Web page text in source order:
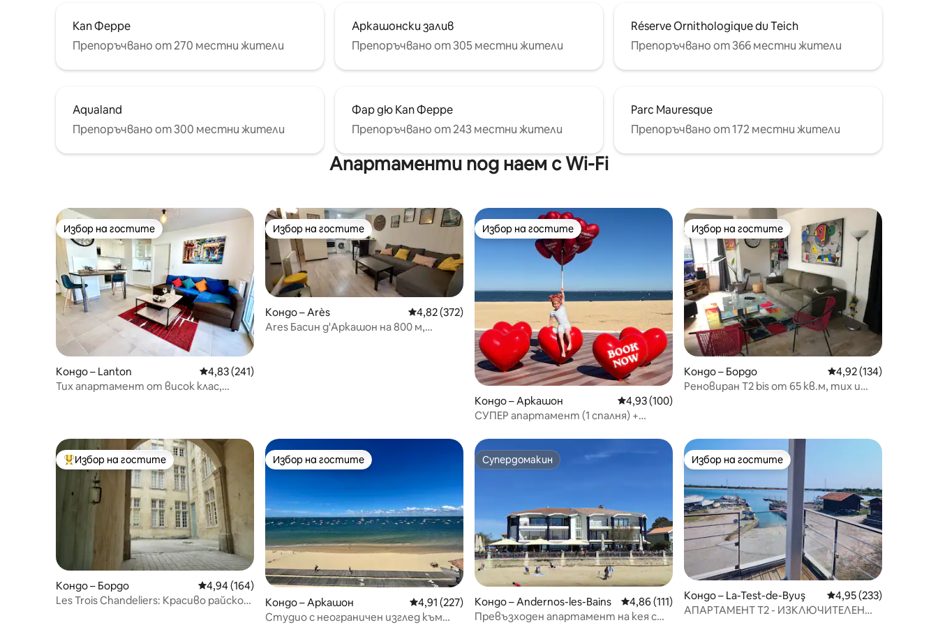
Кап Ферре
Препоръчвано от 270 местни жители
Аркашонски залив
Препоръчвано от 305 местни жители
Réserve Ornithologique du Teich
Препоръчвано от 366 местни жители
Aqualand
Препоръчвано от 300 местни жители
Фар дю Кап Ферре
Препоръчвано от 243 местни жители
Parc Mauresque
Препоръчвано от 172 местни жители
Апартаменти под наем с Wi-Fi
Избор на гостите
Избор на гостите
Кондо – Lanton Средна оценка: 4,83 от 5, 241 отзива
4,83 (241)
Тих апартамент от висок клас,
Избор на гостите
Избор на гостите
Кондо – Arès Средна оценка: 4,82 от 5, 372 отзива
4,82 (372)
Ares Басин д'Аркашон на 800 м,
Избор на гостите
Избор на гостите
Кондо – Аркашон Средна оценка: 4,93 от 5, 100 отзива
4,93 (100)
СУПЕР апартамент (1 спалня) +
Избор на гостите
Избор на гостите
Кондо – Бордо Средна оценка: 4,92
4,92 (134)
Реновиран T2 bis от 65 кв.м, тих и
Най-популярен избор на гостите
Избор на гостите
Кондо – Бордо Средна оценка: 4,94 от 5, 164 отзива
4,94 (164)
Les Trois Chandeliers: Красиво райско
Избор на гостите
Избор на гостите
Кондо – Аркашон Средна оценка: 4,91 от 5, 227 отзива
4,91 (227)
Студио с неограничен изглед към
Супердомакин
Супердомакин
Кондо – Andernos-les-Bains Средна оценка: 4,86 от 5, 111 отзива
4,86 (111)
Превъзходен апартамент на кея с
Избор на гостите
Избор на гостите
Кондо – La-Test-de-Byuş Средна оценка: 4,95
4,95 (233)
АПАРТАМЕНТ T2 - ИЗКЛЮЧИТЕЛЕН